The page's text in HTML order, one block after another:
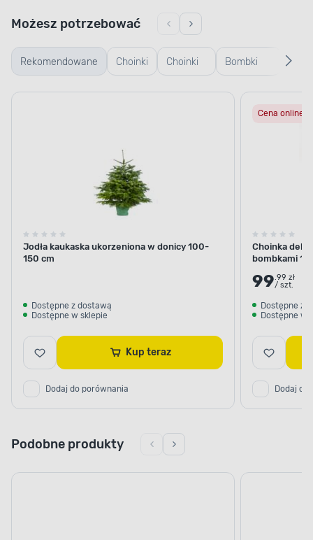
Rekomendowane Choinki
żywe
Choinki
sztuczne
Bombki
plastikowe
Możesz potrzebować
Jodła kaukaska ukorzeniona w donicy 100-
150 cm
Dostępne z dostawą
Dostępne w sklepie
Kup teraz
Dodaj do porównania
Cena online
Choinka
bombkami
99.99 zł
/ szt.
Dostępne z
Dostępne w
Dodaj do
Podobne produkty